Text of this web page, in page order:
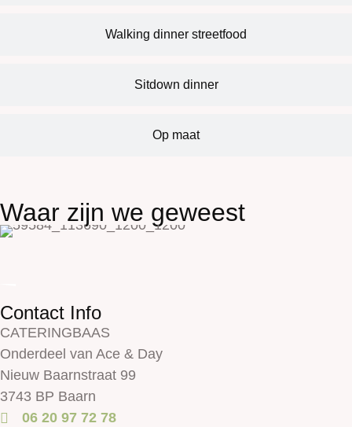
Walking dinner streetfood
Sitdown dinner
Op maat
Waar zijn we geweest
Contact Info
CATERINGBAAS
Onderdeel van Ace & Day
Nieuw Baarnstraat 99
3743 BP Baarn
06 20 97 72 78